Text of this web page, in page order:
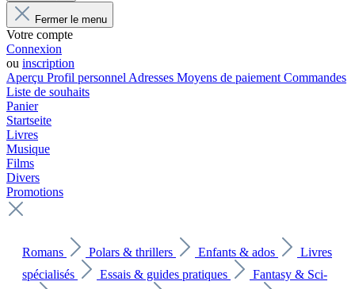
Fermer le menu
Votre compte
Connexion
ou inscription
Aperçu Profil personnel Adresses Moyens de paiement Commandes
Liste de souhaits
Panier
Startseite
Livres
Musique
Films
Divers
Promotions
Romans Polars & thrillers Enfants & ados
Livres
spécialisés
Essais & guides pratiques
Fantasy & Sci-